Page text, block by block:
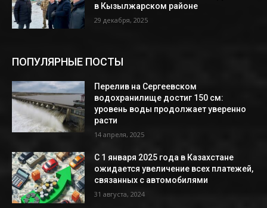
в Кызылжарском районе
29 декабря, 2025
ПОПУЛЯРНЫЕ ПОСТЫ
Перелив на Сергеевском
водохранилище достиг 150 см:
уровень воды продолжает уверенно
расти
14 апреля, 2025
С 1 января 2025 года в Казахстане
ожидается увеличение всех платежей,
связанных с автомобилями
31 августа, 2024